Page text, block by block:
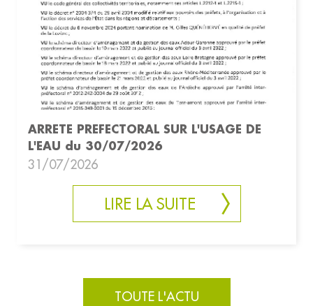
ARRETE PREFECTORAL SUR L'USAGE DE
L'EAU du 30/07/2026
31/07/2026
LIRE LA SUITE
TOUTE L'ACTU